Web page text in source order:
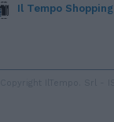
Il Tempo Shopping